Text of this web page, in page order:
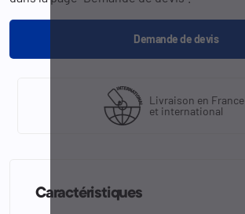
Demande de devis
Livraison en France
et international
Caractéristiques